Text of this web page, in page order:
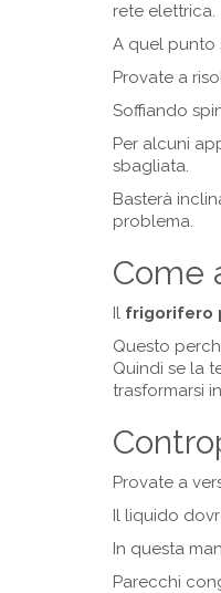
rete elettrica.
A quel punto
Provate a
Soffiando
Per alcuni
sbagliata.
Basterà
problema.
Come
Il frigorifero
Questo
Quindi se la
trasformarsi
Provate a
Il liquido
In questa
Parecchi